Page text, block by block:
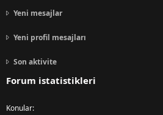
Yeni mesajlar
Yeni profil mesajları
Son aktivite
Forum istatistikleri
Konular